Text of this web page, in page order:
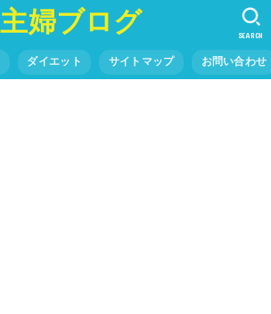
主婦ブログ
ダイエット サイトマップ お問い合わせ
SEARCH